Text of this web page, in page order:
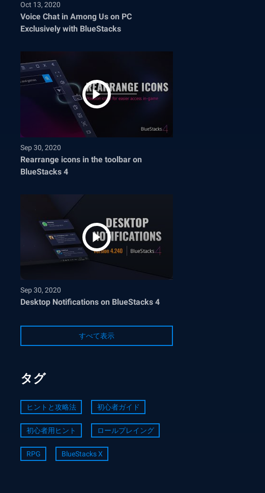
Oct 13, 2020
Voice Chat in Among Us on PC
Exclusively with BlueStacks
Sep 30, 2020
Rearrange icons in the toolbar on
BlueStacks 4
Sep 30, 2020
Desktop Notifications on BlueStacks 4
すべて表示
タグ
ヒントと攻略法 初心者ガイド
初心者用ヒント ロールプレイング
RPG BlueStacks X